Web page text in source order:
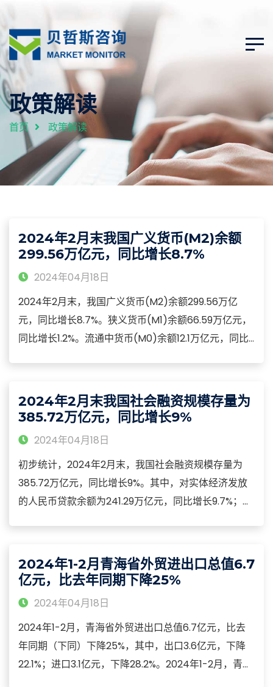
政策解读
首页 政策解读
2024年2月末我国广义货币(M2)余额
299.56万亿元，同比增长8.7%
2024年04月18日
2024年2月末，我国广义货币(M2)余额299.56万亿
元，同比增长8.7%。狭义货币(M1)余额66.59万亿元，
同比增长1.2%。流通中货币(M0)余额12.1万亿元，同比
式合计成交136.49万亿元，日均成交7.58万亿元，日均
成交同比增长6.6%。
2024年2月末我国社会融资规模存量为
385.72万亿元，同比增长9%
2024年04月18日
初步统计，2024年2月末，我国社会融资规模存量为
385.72万亿元，同比增长9%。其中，对实体经济发放
的人民币贷款余额为241.29万亿元，同比增长9.7%；对
下降0.7%；信托贷款余额为4.03万亿元，同比增长
7.7%。
2024年1-2月青海省外贸进出口总值6.7
亿元，比去年同期下降25%
2024年04月18日
2024年1-2月，青海省外贸进出口总值6.7亿元，比去
年同期（下同）下降25%，其中，出口3.6亿元，下降
22.1%；进口3.1亿元，下降28.2%。2024年1-2月，青海